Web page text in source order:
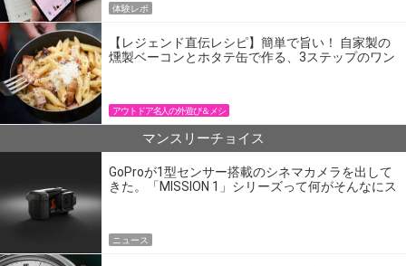
体験レポ
【レジェンド直伝レシピ】簡単で旨い！ 自家製の
燻製ベーコンとホタテ缶で作る、3ステップのワン
アウトドア名人の外遊び＆メシ
マンスリーチョイス
GoProが1型センサー搭載のシネマカメラを出して
きた。「MISSION 1」シリーズって何がそんなにス
ニュース